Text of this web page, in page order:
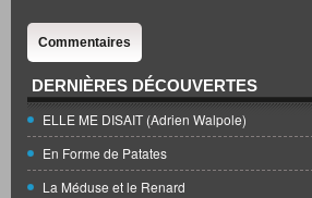
Commentaires
DERNIÈRES DÉCOUVERTES
ELLE ME DISAIT (Adrien Walpole)
En Forme de Patates
La Méduse et le Renard